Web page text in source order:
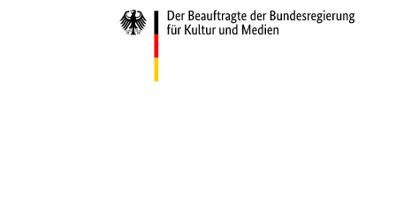
Português